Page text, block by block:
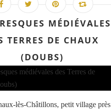
MÉDIÉVALES
TERRES DE CHAUX
(DOUBS)
lès-Châtillons, petit village près